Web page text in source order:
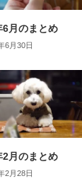
6月のまとめ
6月30日
2月のまとめ
2月28日